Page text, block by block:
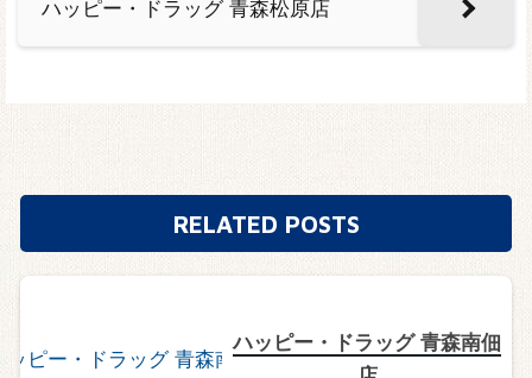
ハッピー・ドラッグ 青森松原店
RELATED POSTS
ハッピー・ドラッグ 青森南佃